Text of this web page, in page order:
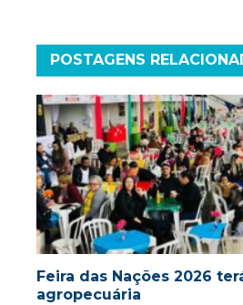
POSTAGENS
Feira das Nações 2026
agropecuária